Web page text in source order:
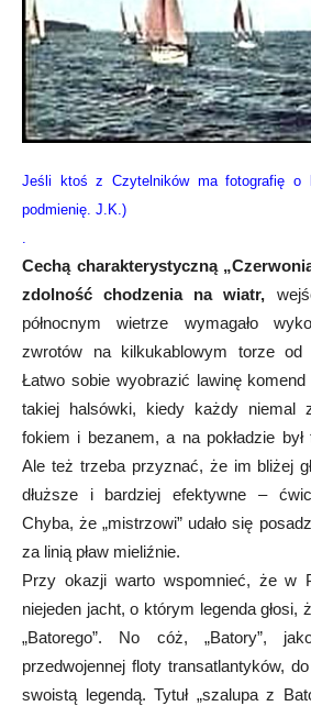
Jeśli ktoś z Czytelników ma fotografię o
podmienię. J.K.)
.
Cechą charakterystyczną
zdolność chodzenia na wiatr,
północnym wietrze wymagało
zwrotów na kilkukablowym torze od
Łatwo sobie wyobrazić lawinę
takiej halsówki, kiedy każdy niemal
fokiem i bezanem, a na pokładzie był
Ale też trzeba przyznać, że im bliżej
dłuższe i bardziej efektywne –
Chyba, że „mistrzowi” udało się
za linią pław mieliźnie.
Przy okazji warto wspomnieć, że w
niejeden jacht, o którym legenda głosi,
„Batorego”. No cóż, „Batory”,
przedwojennej floty transatlantyków,
swoistą legendą. Tytuł „szalupa z